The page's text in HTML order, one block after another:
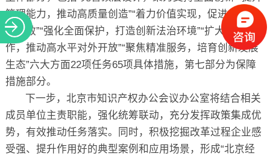
管理能力，推动高质量创造”“着力价值实现，促进产业强
链增效”“强化全面保护，打造创新法治环境”“扩大国际合
作，推动高水平对外开放”“聚焦精准服务，培育创新发展
生态”六大方面22项任务65项具体措施，第七部分为保障
措施部分。
下一步，北京市知识产权办公会议办公室将结合相关
成员单位主责职能，强化统筹联动，充分发挥政策集成优
势，有效推动任务落实。同时，积极挖掘改革过程企业感
受强、提升作用好的典型案例和应用场景，形成“北京经